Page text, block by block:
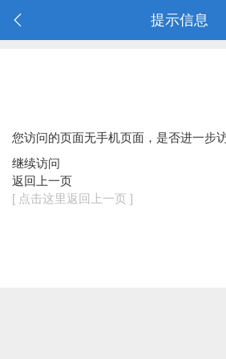
提示信息
您访问的页面无手机页面，是否进一步
继续访问
返回上一页
[ 点击这里返回上一页 ]